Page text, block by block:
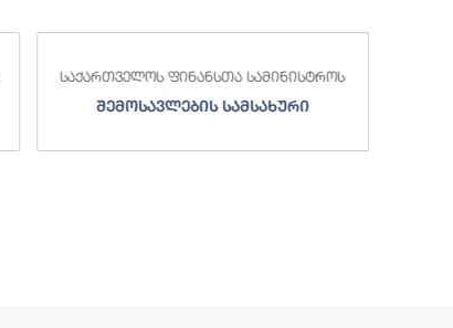
საქართველოს ფინანსთა სამინისტროს
სახელმწიფო ხაზინა